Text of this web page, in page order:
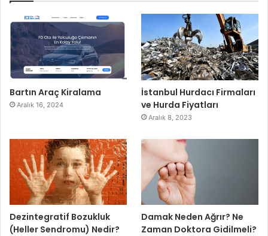
Bartın Araç Kiralama
Aralık 16, 2024
İstanbul Hurdacı Firmaları
ve Hurda Fiyatları
Aralık 8, 2023
Dezintegratif Bozukluk
(Heller Sendromu) Nedir?
Damak Neden Ağrır? Ne
Zaman Doktora Gidilmeli?